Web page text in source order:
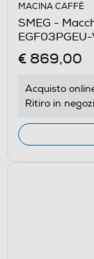
MACINA CAFFÈ
SMEG -
€ 869,00
Acquisto
Ritiro in